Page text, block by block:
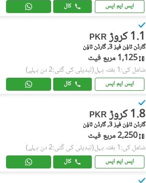
ایس ایم ایس کال
PKR 1.1 کروڑ
گارڈن ٹاؤن فیز 3, گارڈن ٹاؤن
1,125 مربع فیٹ
شامل کی:1 ہفتہ پہل (تبدیلی کی گئی:2 دن پہلے)
ایس ایم ایس کال
PKR 1.8 کروڑ
گارڈن ٹاؤن فیز 3, گارڈن ٹاؤن
2,250 مربع فیٹ
شامل کی:1 ہفتہ پہل (تبدیلی کی گئی:2 دن پہلے)
ایس ایم ایس کال